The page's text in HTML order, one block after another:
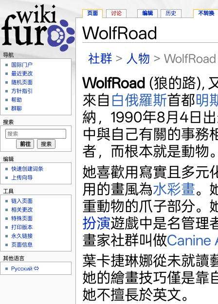
WolfRoad
社群 > 人物 > WolfRoad
WolfRoad(狼的路),
來自 白俄羅斯首都明
納，1990年8月4日
中與自己有關的事務
者，而根本就是動物
她喜歡用寫實且多元
用的畫風為水彩畫。
重動物的爪子部分。
扮演遊戲中是名管理
畫家社群叫做Canine
葉卡捷琳娜從未就讀
她的繪畫技巧僅是靠
她不擅長於英文。
页面 讨论 编辑 历史 不转换
导航
国际门户
最近更改
随机页面
方针指引
帮助
群聊
搜索
编辑
快速创建词条
上传向导
工具
链入页面
相关更改
特殊页面
打印版本
永久链接
页面信息
其他语言
Русский ⇔